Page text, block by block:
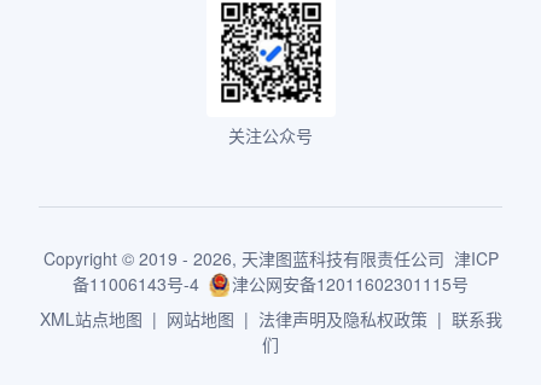
关注公众号
Copyright © 2019 - 2026, 天津图蓝科技有限责任公司 津ICP
备11006143号-4
津公网安备12011602301115号
XML站点地图 | 网站地图 | 法律声明及隐私权政策 | 联系我
们